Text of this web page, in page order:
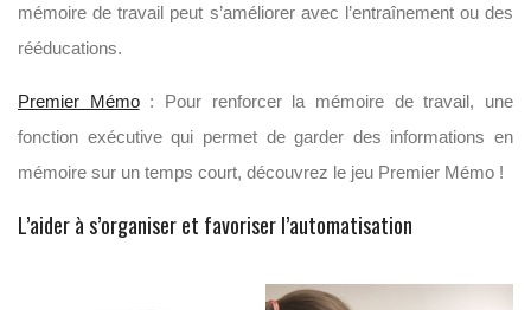
mémoire de travail peut s’améliorer avec l’entraînement ou des
rééducations.
Premier Mémo: Pour renforcer la mémoire de travail, une
fonction exécutive qui permet de garder des informations en
mémoire sur un temps court, découvrez le jeu Premier Mémo !
L’aider à s’organiser et favoriser l’automatisation